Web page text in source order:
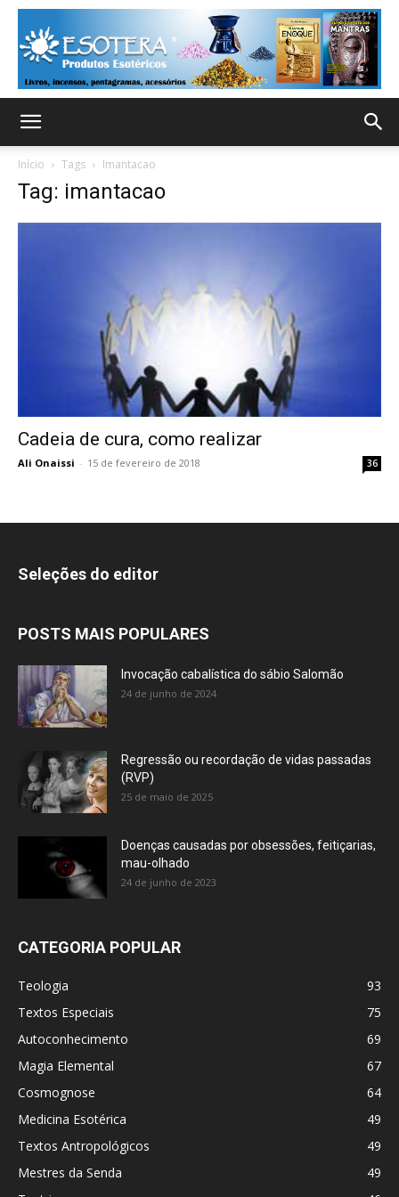
Início Tags Imantacao
Tag: imantacao
Cadeia de cura, como realizar
Ali Onaissi - 15 de fevereiro de 2018 36
Seleções do editor
POSTS MAIS POPULARES
Invocação cabalística do sábio Salomão
24 de junho de 2024
Regressão ou recordação de vidas passadas
(RVP)
25 de maio de 2025
Doenças causadas por obsessões, feitiçarias,
mau-olhado
24 de junho de 2023
CATEGORIA POPULAR
Teologia
93
Textos Especiais
75
Autoconhecimento
69
Magia Elemental
67
Cosmognose
64
Medicina Esotérica
49
Textos Antropológicos
49
Mestres da Senda
49